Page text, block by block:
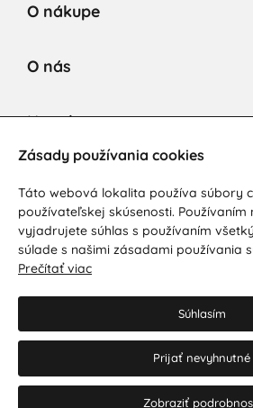
O nákupe
O nás
Newsletter
Súhlasím so spracovaním osobných
účely.Zásady ochrany osobných údajov
© 2026 Hesty s.r.o.
Upraviť
Zásady používania cookies
Táto webová lokalita používa súbory
používateľskej skúsenosti.
vyjadrujete súhlas s používaním
súlade s našimi zásadami používania
Prečítať viac
Súhlasím
Prijať nevyhnutné
Zobraziť